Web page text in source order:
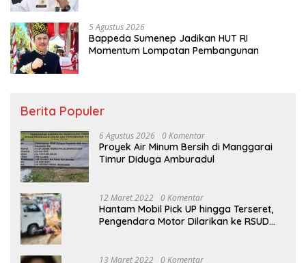
5 Agustus 2026
Bappeda Sumenep Jadikan HUT RI
Momentum Lompatan Pembangunan
Berita Populer
6 Agustus 2026 0 Komentar
Proyek Air Minum Bersih di Manggarai
Timur Diduga Amburadul
12 Maret 2022 0 Komentar
Hantam Mobil Pick UP hingga Terseret,
Pengendara Motor Dilarikan ke RSUD
13 Maret 2022 0 Komentar